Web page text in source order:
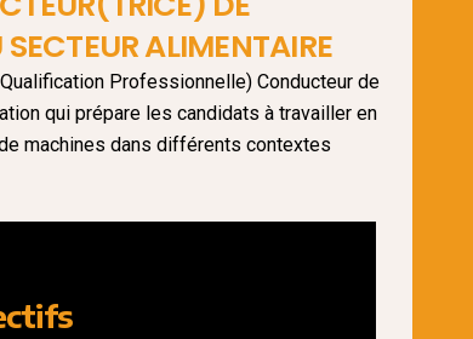
ALIMENTAIRE
Professionnelle) Conducteur de
qui prépare les candidats à travailler en
machines dans différents contextes